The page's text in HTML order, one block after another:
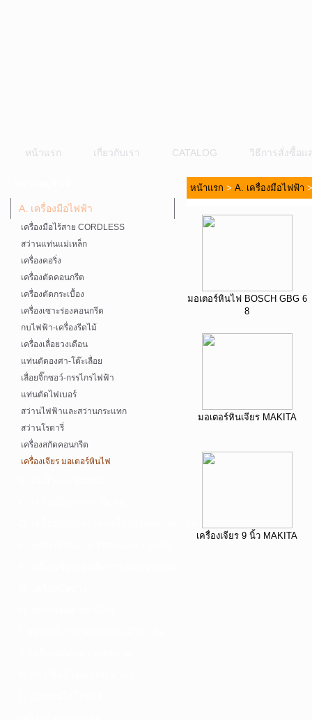
หน้าแรก เกี่ยวกับเรา CATALOG วิธีการสั่งซื้อแ
A. เครื่องมือไฟฟ้า
เครื่องมือไร้สาย CORDLESS
สว่านแท่นแม่เหล็ก
เครื่องคอริ่ง
เครื่องตัดคอนกรีต
เครื่องตัดกระเบื้อง
เครื่องเซาะร่องคอนกรีต
กบไฟฟ้า-เครื่องรีดไม้
เครื่องเลื่อยวงเดือน
แท่นตัดองศา-โต๊ะเลื่อย
เลื่อยจิ๊กซอว์-กรรไกรไฟฟ้า
แท่นตัดไฟเบอร์
สว่านไฟฟ้าและสว่านกระแทก
สว่านโรตารี่
เครื่องสกัดคอนกรีต
เครื่องเจียร มอเตอร์หินไฟ
หน้าแรก > A. เครื่องมือไฟฟ้า
มอเตอร์หินไฟ BOSCH GBG 6
8
มอเตอร์หินเจียร MAKITA
เครื่องเจียร 9 นิ้ว MAKITA